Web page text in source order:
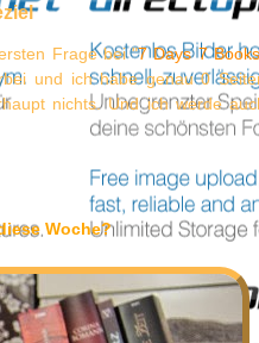
Frage bei "7 Days 7
und ich habe genau 0
nichts. Und ich werde
Woche?